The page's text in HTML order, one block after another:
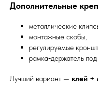
Дополнительные
металлические
монтажные скобы,
регулируемые
рамка‑держатель
Лучший вариант — клей +